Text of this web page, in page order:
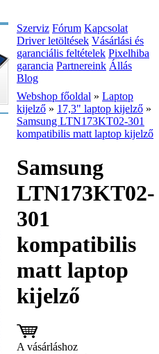
Szerviz Fórum Kapcsolat
Driver letöltések Vásárlási és
garanciális feltételek Pixelhiba
garancia Partnereink Állás
Blog
Webshop főoldal » Laptop
kijelző » 17,3" laptop kijelző »
Samsung LTN173KT02-301
kompatibilis matt laptop kijelző
Samsung
LTN173KT02-
301
kompatibilis
matt laptop
kijelző
A vásárláshoz